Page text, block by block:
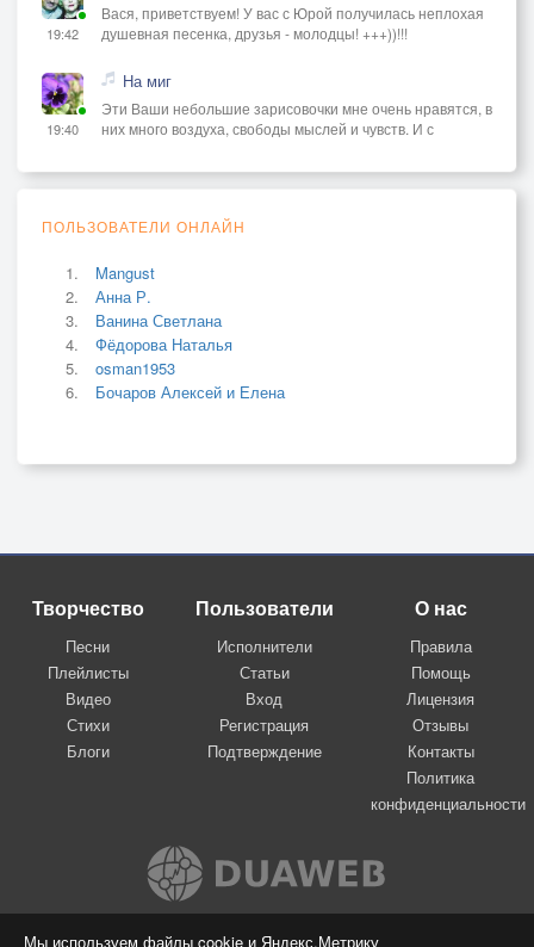
Мы используем файлы cookie и Яндекс.Метрику
19:42
Вася, приветствуем! У вас с Юрой получилась неплохая
душевная песенка, друзья - молодцы! +++))!!!
19:40
На миг
Эти Ваши небольшие зарисовочки мне очень нравятся, в
них много воздуха, свободы мыслей и чувств. И с
ПОЛЬЗОВАТЕЛИ ОНЛАЙН
Mangust
Анна Р.
Ванина Светлана
Фёдорова Наталья
osman1953
Бочаров Алексей и Елена
Творчество
Песни
Плейлисты
Видео
Стихи
Блоги
Пользователи
Исполнители
Статьи
Вход
Регистрация
Подтверждение
О нас
Правила
Помощь
Лицензия
Отзывы
Контакты
Политика
конфиденциальности
Вконтакте